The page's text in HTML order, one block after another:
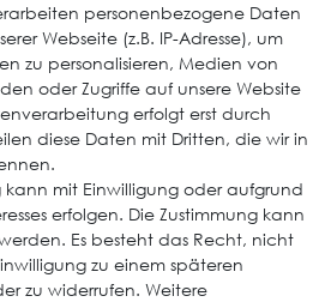
personenbezogene Daten
Webseite (z.B. IP-Adresse), um
zu personalisieren, Medien von
oder Zugriffe auf unsere Website
erfolgt erst durch
diese Daten mit Dritten, die wir in
mit Einwilligung oder aufgrund
erfolgen. Die Zustimmung kann
Es besteht das Recht, nicht
zu einem späteren
zu widerrufen. Weitere